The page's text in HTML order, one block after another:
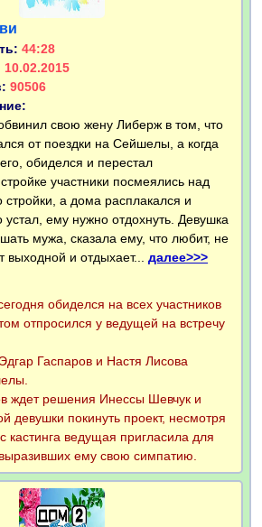
44:28
10.02.2015
90506
свою жену Либерж в том, что
от поездки на Сейшелы, а когда
обиделся и перестал
участники посмеялись над
а дома расплакался и
устал, ему нужно отдохнуть. Девушка
мужа, сказала ему, что любит, не
выходной и отдыхает... далее>>>
обиделся на всех участников
отпросился у ведущей на встречу
Гаспаров и Настя Лисова
ждет решения Инессы Шевчук и
девушки покинуть проект, несмотря
кастинга ведущая пригласила для
ему свою симпатию.